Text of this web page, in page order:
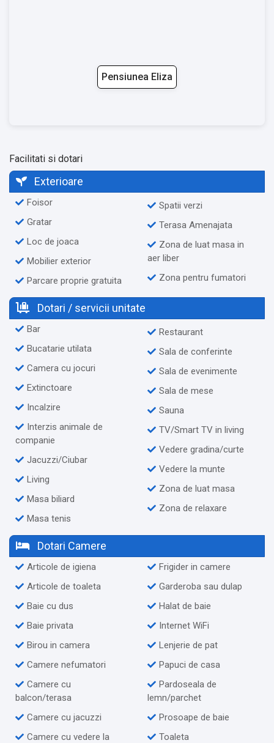
Pensiunea Eliza
Facilitati si dotari
Exterioare
Foisor
Gratar
Loc de joaca
Mobilier exterior
Parcare proprie gratuita
Spatii verzi
Terasa Amenajata
Zona de luat masa in
aer liber
Zona pentru fumatori
Dotari / servicii unitate
Bar
Bucatarie utilata
Camera cu jocuri
Extinctoare
Incalzire
Interzis animale de
companie
Jacuzzi/Ciubar
Living
Masa biliard
Masa tenis
Restaurant
Sala de conferinte
Sala de evenimente
Sala de mese
Sauna
TV/Smart TV in living
Vedere gradina/curte
Vedere la munte
Zona de luat masa
Zona de relaxare
Dotari Camere
Articole de igiena
Articole de toaleta
Baie cu dus
Baie privata
Birou in camera
Camere nefumatori
Camere cu
balcon/terasa
Camere cu jacuzzi
Camere cu vedere la
Frigider in camere
Garderoba sau dulap
Halat de baie
Internet WiFi
Lenjerie de pat
Papuci de casa
Pardoseala de
lemn/parchet
Prosoape de baie
Toaleta